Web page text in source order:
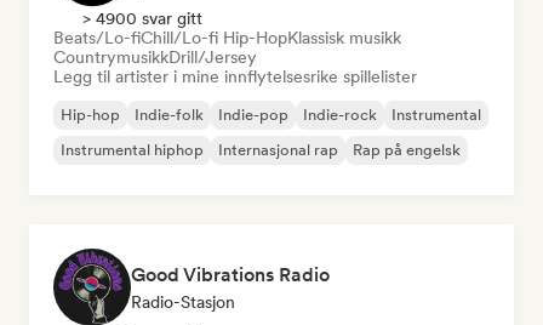
> 4900 svar gitt
Beats/Lo-fiChill/Lo-fi Hip-HopKlassisk musikk
CountrymusikkDrill/Jersey
Legg til artister i mine innflytelsesrike spillelister
Hip-hop Indie-folk Indie-pop Indie-rock
Instrumental
Instrumental hiphop
Internasjonal rap Rap på engelsk
Good Vibrations Radio
Radio-Stasjon